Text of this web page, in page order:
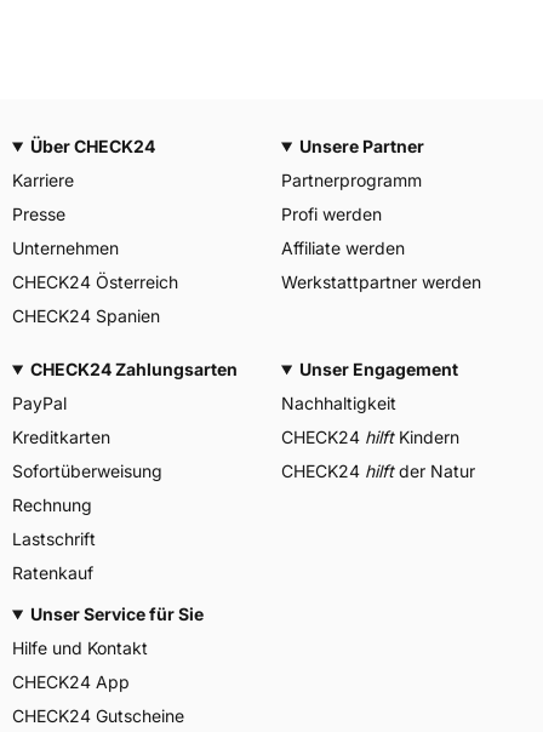
Über CHECK24
Karriere
Presse
Unternehmen
CHECK24 Österreich
CHECK24 Spanien
Unsere Partner
Partnerprogramm
Profi werden
Affiliate werden
Werkstattpartner werden
CHECK24 Zahlungsarten
PayPal
Kreditkarten
Sofortüberweisung
Rechnung
Lastschrift
Ratenkauf
Unser Engagement
Nachhaltigkeit
CHECK24 hilftKindern
CHECK24 hilftder Natur
Unser Service für Sie
Hilfe und Kontakt
CHECK24 App
CHECK24 Gutscheine